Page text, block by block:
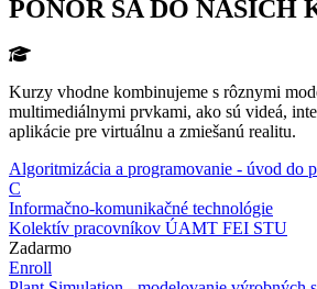
PONOR SA DO NAŠICH
Kurzy vhodne kombinujeme s rôznymi
multimediálnymi prvkami, ako sú videá,
aplikácie pre virtuálnu a zmiešanú realitu.
Algoritmizácia a programovanie - úvod do
C
Informačno-komunikačné technológie
Kolektív pracovníkov ÚAMT FEI STU
Zadarmo
Enroll